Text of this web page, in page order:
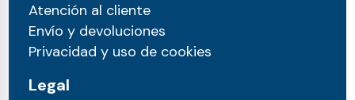
Atención al cliente
Envío y devoluciones
Privacidad y uso de cookies
Legal